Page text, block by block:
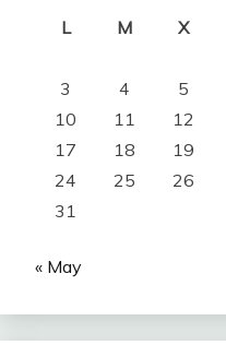
L
M X
3
4 5
10
11 12
17
18 19
24
25 26
31
« May